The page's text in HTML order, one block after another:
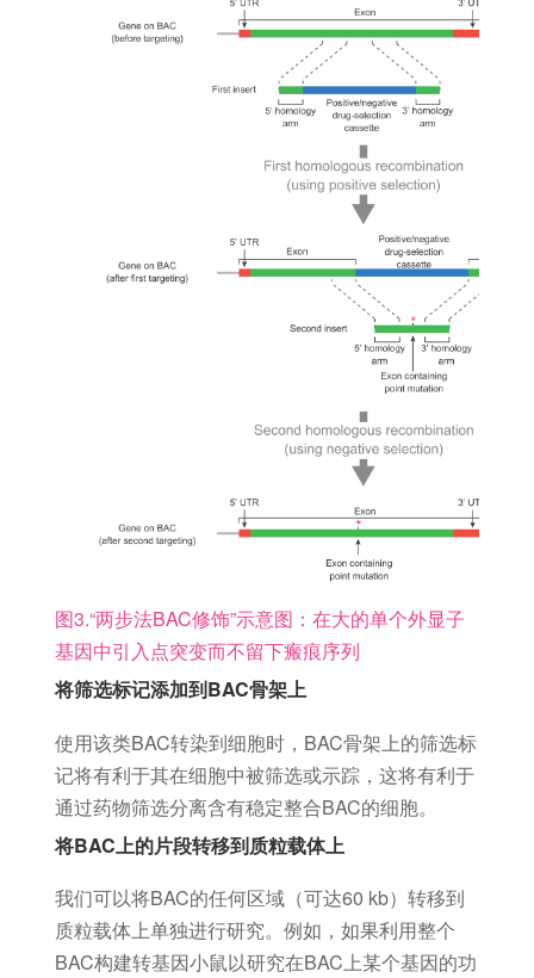
图3.“两步法BAC修饰”示意图：在大的单个外显子
基因中引入点突变而不留下瘢痕序列
将筛选标记添加到BAC骨架上
使用该类BAC转染到细胞时，BAC骨架上的筛选标
记将有利于其在细胞中被筛选或示踪，这将有利于
通过药物筛选分离含有稳定整合BAC的细胞。
将BAC上的片段转移到质粒载体上
我们可以将BAC的任何区域（可达60 kb）转移到
质粒载体上单独进行研究。例如，如果利用整个
BAC构建转基因小鼠以研究在BAC上某个基因的功